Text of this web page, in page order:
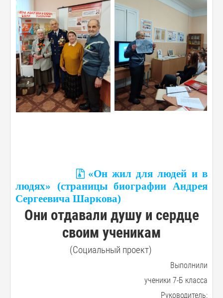
«Он жил для людей и в
людях» (страницы биографии Андрея
Сергеевича Шаркова)
Они отдавали душу и сердце
своим ученикам
(Социальный проект)
Выполнили
ученики 7-Б класса
Руководитель: